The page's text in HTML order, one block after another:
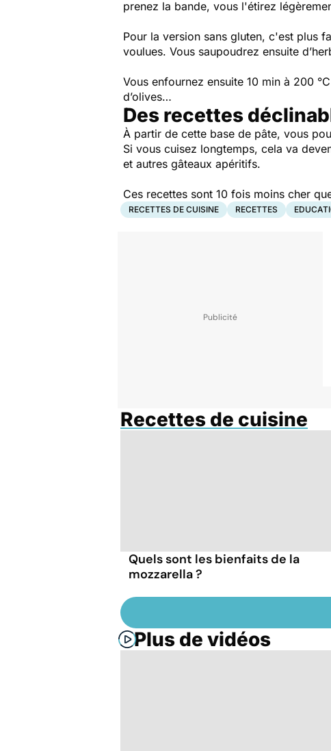
prenez la bande, vous l'étirez
Pour la version sans gluten, c'est plus
voulues. Vous saupoudrez ensuite
Vous enfournez ensuite 10 min à 200
d’olives…
Des recettes
À partir de cette base de pâte, vous
Si vous cuisez longtemps, cela va
et autres gâteaux apéritifs.
Ces recettes sont 10 fois moins cher
RECETTES DE CUISINE RECETTES
Recettes de cuisine
Quels sont les bienfaits de la
mozzarella ?
Plus de vidéos